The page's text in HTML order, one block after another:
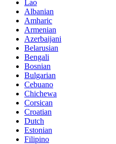
Lao
Albanian
Amharic
Armenian
Azerbaijani
Belarusian
Bengali
Bosnian
Bulgarian
Cebuano
Chichewa
Corsican
Croatian
Dutch
Estonian
Filipino